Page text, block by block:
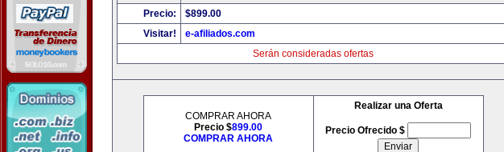
Precio:
$899.00
Visitar!
e-afiliados.com
Serán consideradas ofertas
COMPRAR AHORA
Precio $899.00
COMPRAR AHORA
Realizar una Oferta
Precio Ofrecido $